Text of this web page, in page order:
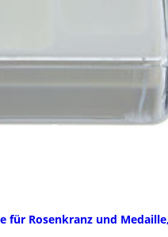
für Rosenkranz und